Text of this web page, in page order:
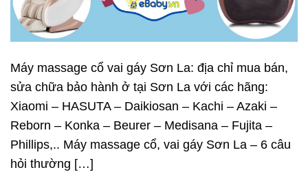
Máy massage cổ vai gáy Sơn La: địa chỉ mua bán,
sửa chữa bảo hành ở tại Sơn La với các hãng:
Xiaomi – HASUTA – Daikiosan – Kachi – Azaki –
Reborn – Konka – Beurer – Medisana – Fujita –
Phillips,.. Máy massage cổ, vai gáy Sơn La – 6 câu
hỏi thường […]